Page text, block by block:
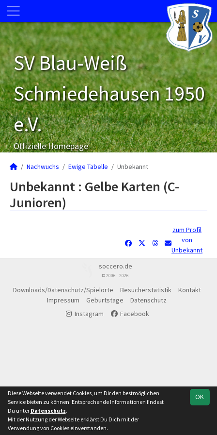
SV Blau-Weiß
Schmiedehausen 1950
e.V.
Offizielle Homepage
Nachwuchs Ewige Tabelle Unbekannt
Unbekannt : Gelbe Karten (C-
Junioren)
zum Profil
von
Unbekannt
soccero.de
© 2006 - 2026
Downloads/Datenschutz/Spielorte Besucherstatistik
Kontakt
Impressum
Geburtstage
Datenschutz
Instagram
Facebook
OK
Diese Webseite verwendet Cookies, um Dir den bestmöglichen
Service bieten zu können. Entsprechende Informationen findest
Du unter Datenschutz.
Mit der Nutzung der Webseite erklärst Du Dich mit der
Verwendung von Cookies einverstanden.